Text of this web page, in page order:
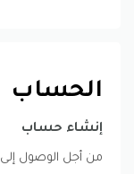
الحساب
إنشاء حساب
من أجل الوصول